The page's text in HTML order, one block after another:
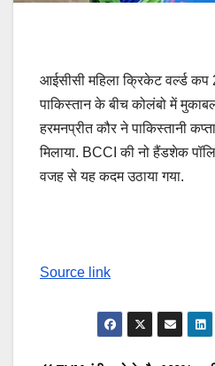
आईसीसी महिला क्रिकेट वर्ल्ड
पाकिस्तान के बीच कोलंबो में
हरमनप्रीत कौर ने पाकिस्तानी
मिलाया. BCCI की नो हैंडशेक
वजह से यह कदम उठाया गया.
Source link